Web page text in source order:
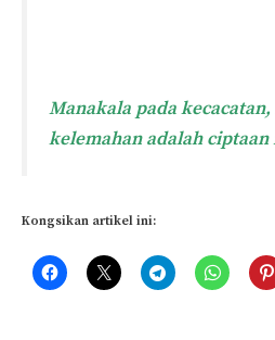
Manakala pada
kelemahan adalah
Kongsikan artikel ini: